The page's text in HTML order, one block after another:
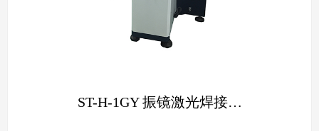
ST-H-1GY 振镜激光焊接…